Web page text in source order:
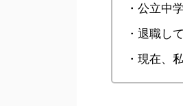
・公立中
・退職し
・現在、